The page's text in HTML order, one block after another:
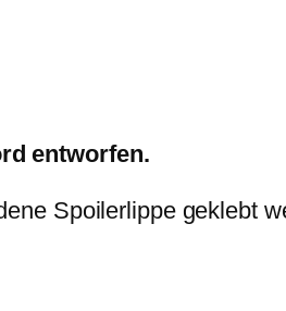
entworfen.
Spoilerlippe geklebt